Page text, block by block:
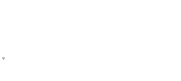
*